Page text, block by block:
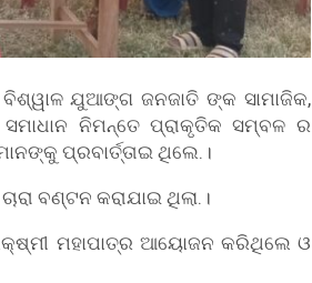
ବିଶ୍ୱାଳ ଯୁଆଙ୍ଗ ଜନଜାତି ଙ୍କ ସାମାଜିକ,
ନିମନ୍ତେ ପ୍ରାକୃତିକ ସମ୍ବଳ ର
ପ୍ରବାର୍ତ୍ତାଇ ଥିଲେ.।
ବଣ୍ଟନ କରାଯାଇ ଥିଲା.।
ମହାପାତ୍ର ଆୟୋଜନ କରିଥିଲେ ଓ